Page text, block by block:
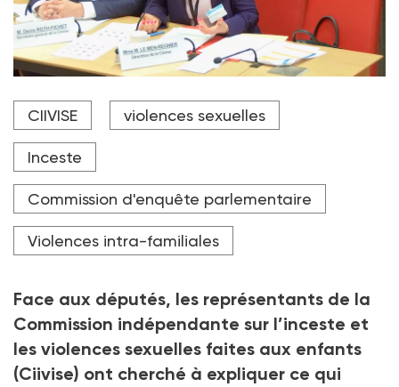
Denis Roth-Fichet, secrétaire général de la Ciivise, et
Maryse Le Men-Régnier, directrice, ont annoncé qu'à
été engagées ou mises en œuvre.
Crédit photo Capture d'écran du site de l'Assemblée
nationale
CIIVISE violences sexuelles
Inceste
Commission d'enquête parlementaire
Violences intra-familiales
Face aux députés, les représentants de la
Commission indépendante sur l’inceste et
les violences sexuelles faites aux enfants
(Ciivise) ont cherché à expliquer ce qui